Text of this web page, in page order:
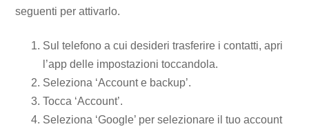
seguenti per attivarlo.
Sul telefono a cui desideri trasferire i contatti, apri
l’app delle impostazioni toccandola.
Seleziona ‘Account e backup’.
Tocca ‘Account’.
Seleziona ‘Google’ per selezionare il tuo account